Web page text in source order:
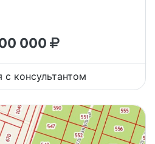
000
с консультантом